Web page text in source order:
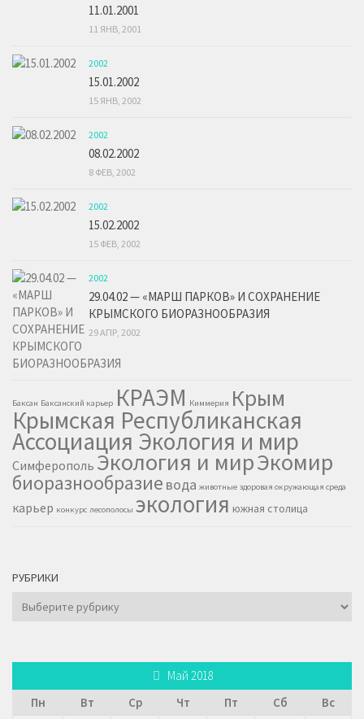
11.01.2001
11 ЯНВ, 2001
2002
15.01.2002
15 ЯНВ, 2002
2002
08.02.2002
8 ФЕВ, 2002
2002
15.02.2002
15 ФЕВ, 2002
2002
29.04.02 — «МАРШ ПАРКОВ» И СОХРАНЕНИЕ
КРЫМСКОГО БИОРАЗНООБРАЗИЯ
29 АПР, 2002
Баксан Баксанский карьер КРАЭМ Киммерия Крым
Крымская Республиканская
Ассоциация Экология и мир
Симферополь Экология и мирЭкомир
биоразнообразие вода животные здоровая окружающая среда
карьер конкурс лесополосы экология южная столица
РУБРИКИ
Рубрики
Май 2018
Пн
Вт Ср Чт Пт Сб Вс